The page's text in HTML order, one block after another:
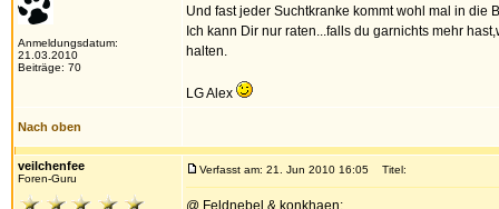
Anmeldungsdatum:
21.03.2010
Beiträge: 70
Und fast jeder Suchtkranke kommt wohl mal in die
Ich kann Dir nur raten...falls du garnichts mehr
halten.
LG Alex
Nach oben
veilchenfee
Foren-Guru
Verfasst am: 21. Jun 2010 16:05 Titel:
@ Feldnebel & konkhaen: